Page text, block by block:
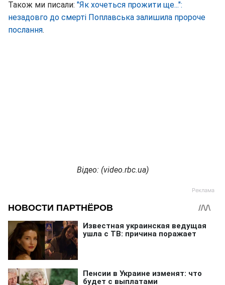
Також ми писали: "Як хочеться прожити ще...":
незадовго до смерті Поплавська залишила пророче
послання.
Відео: (video.rbc.ua)